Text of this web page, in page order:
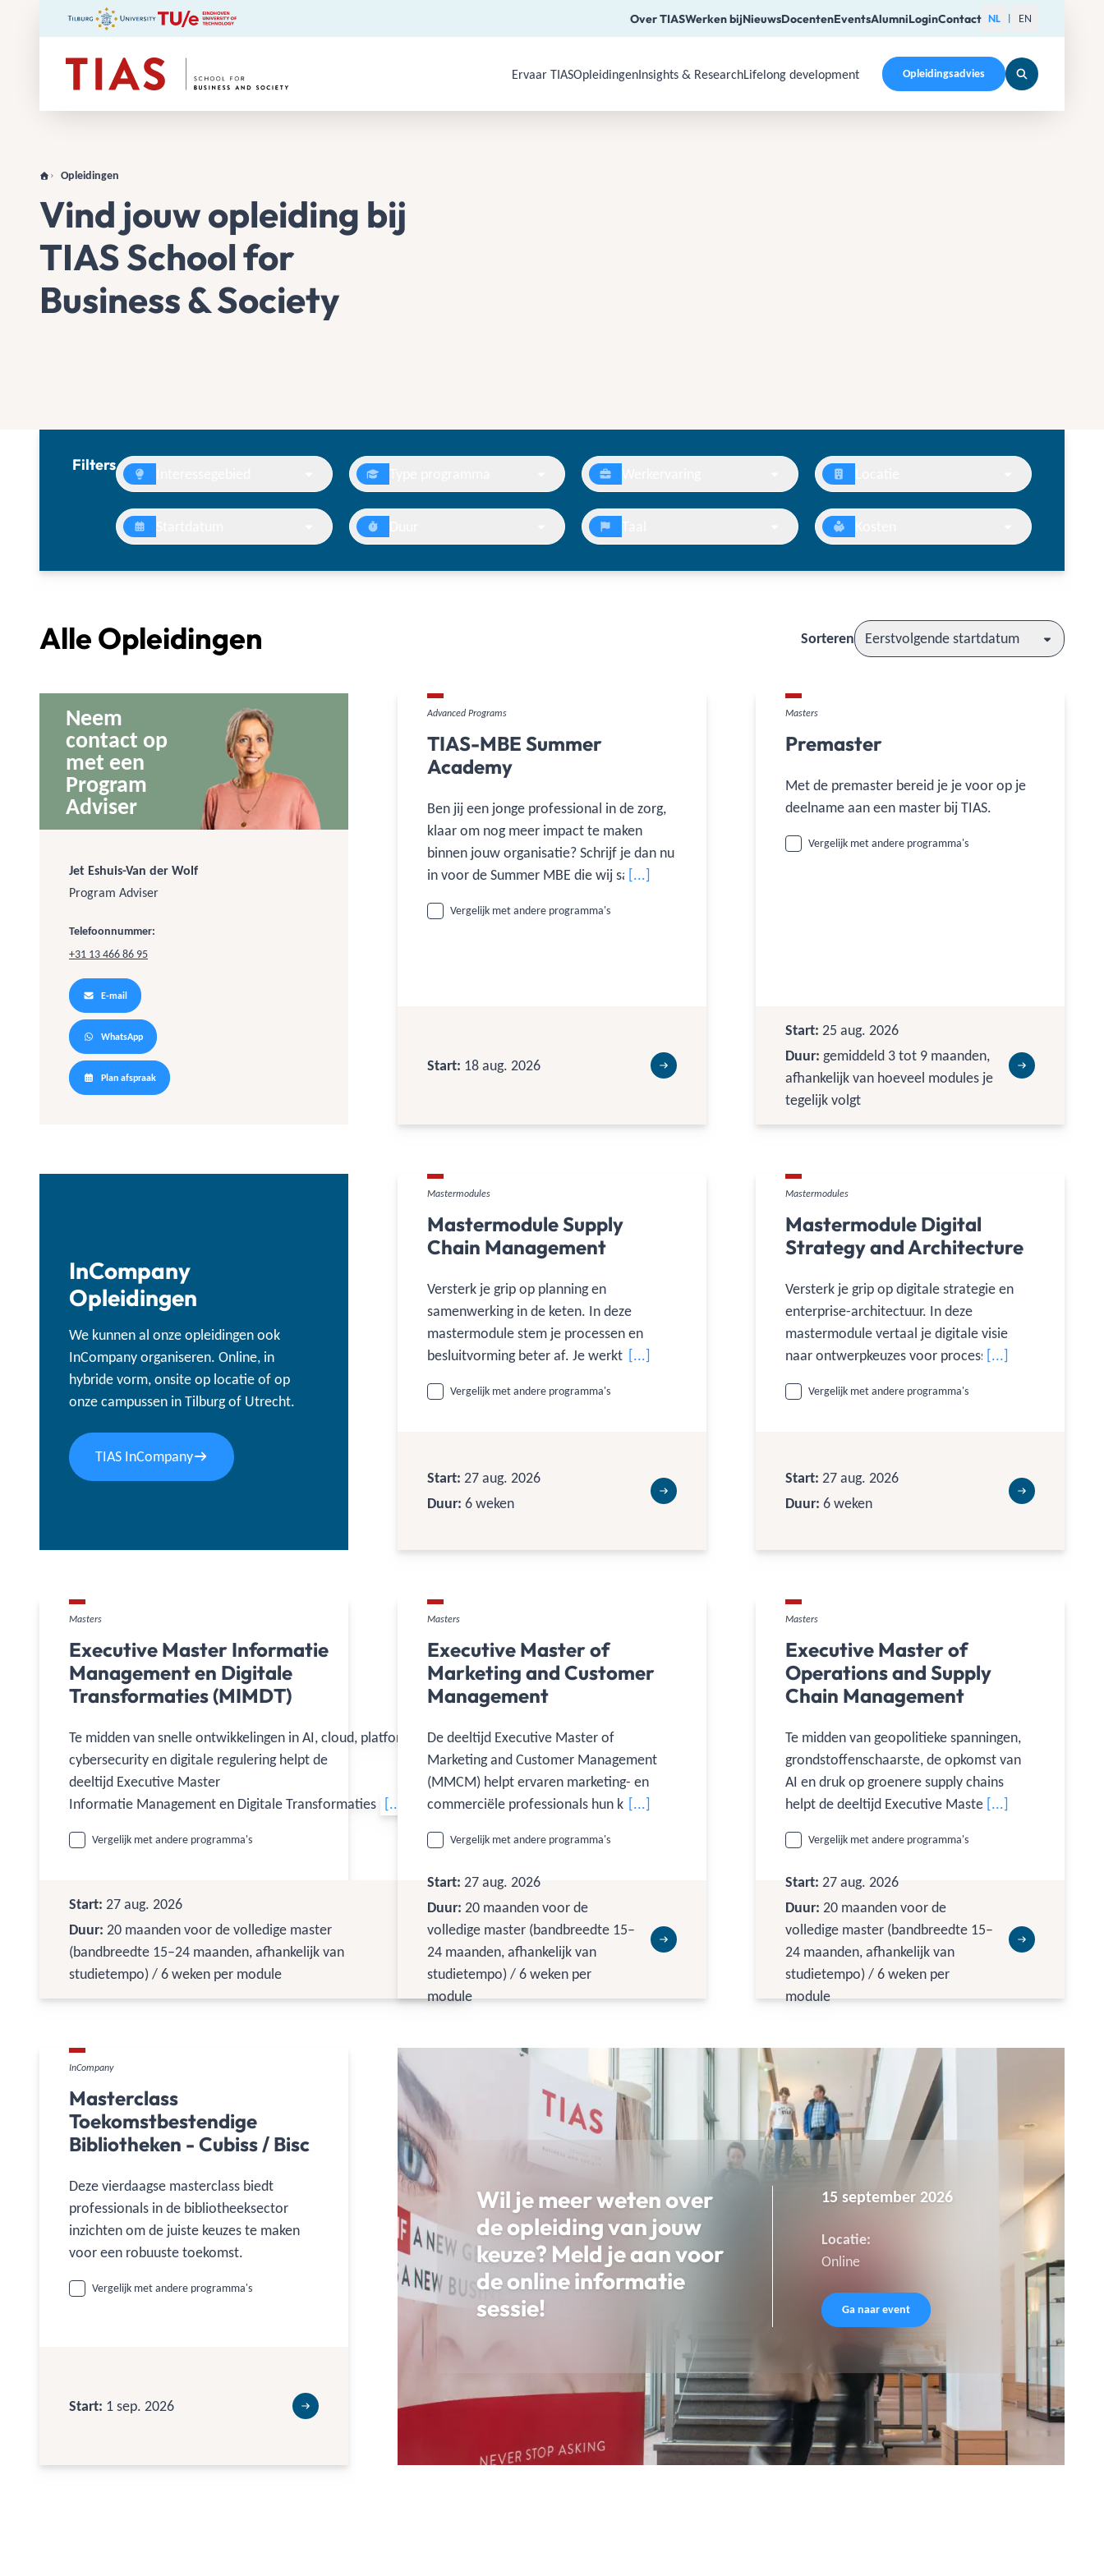
Over TIASWerken bijNieuwsDocentenEventsAlumniLoginContact NL EN
Use Arrow Down, Enter or Space to open a submenu. Use Arrow Up, Home, End to navigate items
Ervaar TIASOpleidingenInsights & ResearchLifelong development Opleidingsadvies
Opleidingen
Vind jouw opleiding bij
TIAS School for
Business & Society
Filters
Alle Opleidingen Sorteren Eerstvolgende startdatum
Neem
contact op
met een
Program
Adviser
Jet Eshuis-Van der Wolf
Program Adviser
Telefoonnummer:
+31 13 466 86 95
E-mail
WhatsApp
Plan afspraak
Advanced Programs
TIAS-MBE Summer
Academy
Ben jij een jonge professional in de zorg,
klaar om nog meer impact te maken
binnen jouw organisatie? Schrijf je dan nu
in voor de Summer MBE die wij samen
dagen dompel je jezelf onder in
[...]
Vergelijk met andere programma's
Start: 18 aug. 2026
Masters
Premaster
Met de premaster bereid je je voor op je
deelname aan een master bij TIAS.
Vergelijk met andere programma's
Start: 25 aug. 2026
Duur: gemiddeld 3 tot 9 maanden,
afhankelijk van hoeveel modules je
tegelijk volgt
InCompany
Opleidingen
We kunnen al onze opleidingen ook
InCompany organiseren. Online, in
hybride vorm, onsite op locatie of op
onze campussen in Tilburg of Utrecht.
TIAS InCompany
Mastermodules
Mastermodule Supply
Chain Management
Versterk je grip op planning en
samenwerking in de keten. In deze
mastermodule stem je processen en
besluitvorming beter af. Je werkt met
voorraadpositionering voor betere
[...]
Vergelijk met andere programma's
Start: 27 aug. 2026
Duur: 6 weken
Mastermodules
Mastermodule Digital
Strategy and Architecture
Versterk je grip op digitale strategie en
enterprise-architectuur. In deze
mastermodule vertaal je digitale visie
naar ontwerpkeuzes voor processen,
capabilities, platform- en datagedreven
[...]
Vergelijk met andere programma's
Start: 27 aug. 2026
Duur: 6 weken
Masters
Executive Master Informatie
Management en Digitale
Transformaties (MIMDT)
Te midden van snelle ontwikkelingen in AI, cloud, platforms,
cybersecurity en digitale regulering helpt de
deeltijd Executive Master
Informatie Management en Digitale Transformaties (MIMDT)
verbinding tussen business en IT te versterken en digitale
modules, bouwt 60 ECTS op en bepaalt zelf je tempo richting
een erkend masterdiploma.
[...]
Vergelijk met andere programma's
Start: 27 aug. 2026
Duur: 20 maanden voor de volledige master
(bandbreedte 15–24 maanden, afhankelijk van
studietempo) / 6 weken per module
Masters
Executive Master of
Marketing and Customer
Management
De deeltijd Executive Master of
Marketing and Customer Management
(MMCM) helpt ervaren marketing- en
commerciële professionals hun klant- en
niveau te brengen in een wereld van
maatschappelijke druk. Je werkt met de
nieuwste inzichten in marketing,
klantwaarde en digital, past die direct toe
in je eigen praktijk en volgt compacte,
modulaire blokken waarmee je 60 ECTS
opbouwt richting een erkend
[...]
Vergelijk met andere programma's
Start: 27 aug. 2026
Duur: 20 maanden voor de
volledige master (bandbreedte 15–
24 maanden, afhankelijk van
studietempo) / 6 weken per
module
Masters
Executive Master of
Operations and Supply
Chain Management
Te midden van geopolitieke spanningen,
grondstoffenschaarste, de opkomst van
AI en druk op groenere supply chains
helpt de deeltijd Executive Master of
Management (MOS) ervaren operations-
keten strategischer te sturen én meer
waarde te creëren. Je volgt compacte
modules, bouwt 60 ECTS op en bepaalt
zelf je tempo richting een erkend
masterdiploma.
[...]
Vergelijk met andere programma's
Start: 27 aug. 2026
Duur: 20 maanden voor de
volledige master (bandbreedte 15–
24 maanden, afhankelijk van
studietempo) / 6 weken per
module
InCompany
Masterclass
Toekomstbestendige
Bibliotheken - Cubiss / Bisc
Deze vierdaagse masterclass biedt
professionals in de bibliotheeksector
inzichten om de juiste keuzes te maken
voor een robuuste toekomst.
Vergelijk met andere programma's
Start: 1 sep. 2026
Wil je meer weten over
de opleiding van jouw
keuze? Meld je aan voor
de online informatie
sessie!
15 september 2026
Locatie:
Online
Ga naar event